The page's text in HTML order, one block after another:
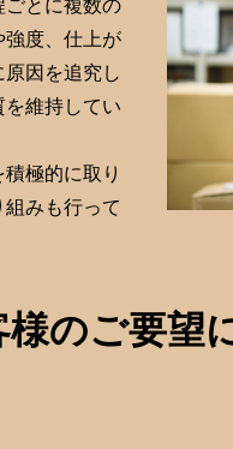
ごとに複数の
強度、仕上が
因を追究し
維持してい
極的に取り
みも行って
のご要望